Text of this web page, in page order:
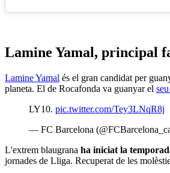
Lamine Yamal, principal
Lamine Yamal és el gran candidat per
planeta. El de Rocafonda va guanyar el
LY10. pic.twitter.com/Tey3LNqR8j
— FC Barcelona
L'extrem blaugrana ha iniciat la
jornades de Lliga. Recuperat de les